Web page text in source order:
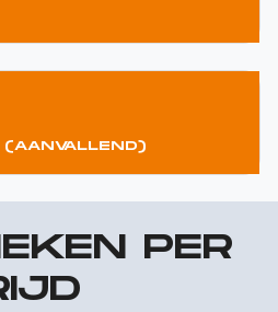
(AANVALLEND)
PER